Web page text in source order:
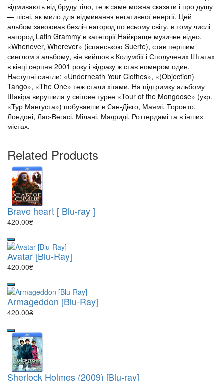
відмивають від бруду тіло, те ж саме можна сказати і про душу
— пісні, як мило для відмивання негативної енергії. Цей
альбом завоював безліч нагород по всьому світу, в тому числі
нагород Latin Grammy в категорії Найкраще музичне відео.
«Whenever, Wherever» (іспанською Suerte), став першим
синглом з альбому, він вийшов в Колумбії і Сполучених Штатах
в кінці серпня 2001 року і відразу ж став номером один.
Наступні сингли: «Underneath Your Clothes», «(Objection)
Tango», «The One» теж стали хітами. На підтримку альбому
Шакіра вирушила у світове турне «Tour of the Mongoose» (укр.
«Тур Мангуста») побувавши в Сан-Дієго, Маямі, Торонто,
Лондоні, Лас-Вегасі, Мілані, Мадриді, Роттердамі та в інших
містах.
Related Products
Brave heart [ Blu-ray ]
420.00₴
Avatar [Blu-Ray]
420.00₴
Armageddon [Blu-Ray]
420.00₴
Sherlock Holmes (2009) [Blu-ray]